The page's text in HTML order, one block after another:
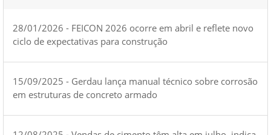
28/01/2026 - FEICON 2026 ocorre em abril e reflete novo
ciclo de expectativas para construção
15/09/2025 - Gerdau lança manual técnico sobre corrosão
em estruturas de concreto armado